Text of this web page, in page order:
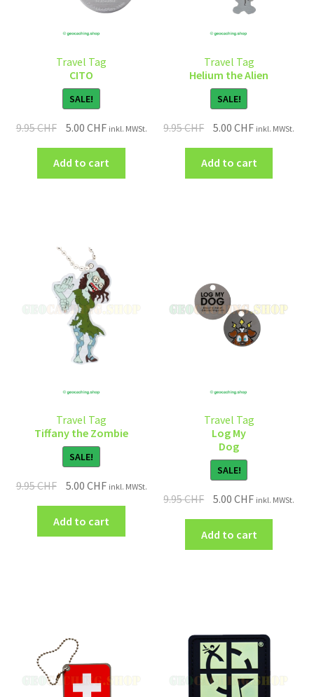
Travel Tag
CITO
SALE!
9.95CHF 5.00 CHF inkl. MWSt.
Add to cart
Travel Tag
Helium the Alien
SALE!
9.95CHF 5.00CHF inkl. MWSt.
Add to cart
Travel Tag
Tiffany the Zombie
SALE!
9.95CHF 5.00 CHF inkl. MWSt.
Add to cart
Travel Tag
Log My
Dog
SALE!
9.95CHF 5.00CHF inkl. MWSt.
Add to cart